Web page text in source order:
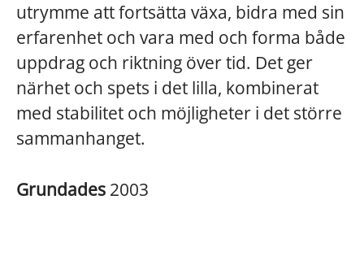
utrymme att fortsätta växa, bidra med sin
erfarenhet och vara med och forma både
uppdrag och riktning över tid. Det ger
närhet och spets i det lilla, kombinerat
med stabilitet och möjligheter i det större
sammanhanget.
Grundades 2003